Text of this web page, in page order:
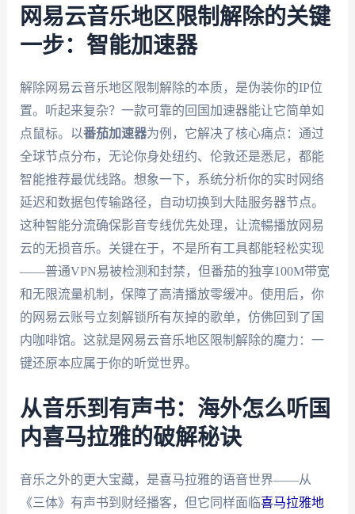
网易云音乐地区限制解除的关键
一步：智能加速器
解除网易云音乐地区限制解除的本质，是伪装你的IP位
置。听起来复杂？一款可靠的回国加速器能让它简单如
点鼠标。以番茄加速器为例，它解决了核心痛点：通过
全球节点分布，无论你身处纽约、伦敦还是悉尼，都能
智能推荐最优线路。想象一下，系统分析你的实时网络
延迟和数据包传输路径，自动切换到大陆服务器节点。
这种智能分流确保影音专线优先处理，让流暢播放网易
云的无损音乐。关键在于，不是所有工具都能轻松实现
——普通VPN易被检测和封禁，但番茄的独享100M带宽
和无限流量机制，保障了高清播放零缓冲。使用后，你
的网易云账号立刻解锁所有灰掉的歌单，仿佛回到了国
内咖啡馆。这就是网易云音乐地区限制解除的魔力：一
键还原本应属于你的听觉世界。
从音乐到有声书：海外怎么听国
内喜马拉雅的破解秘诀
音乐之外的更大宝藏，是喜马拉雅的语音世界——从
《三体》有声书到财经播客，但它同样面临喜马拉雅地